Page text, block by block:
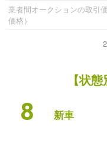
業者間オークションの取引
価格）
【状
8 新車